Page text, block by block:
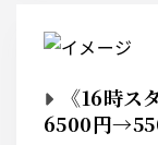
《16時
6500円